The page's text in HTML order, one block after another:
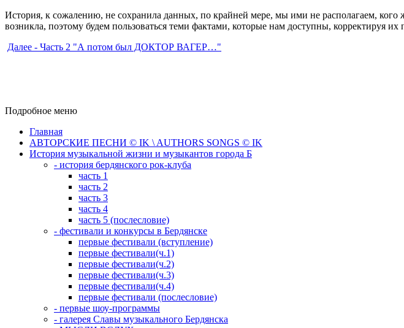
История, к сожалению, не сохранила данных, по крайней мере, мы ими не располагаем,
возникла, поэтому будем пользоваться теми фактами, которые нам доступны, корректируя
Далее - Часть 2 "А потом был ДОКТОР ВАГЕР…"
Подробное меню
Главная
АВТОРСКИЕ ПЕСНИ © IK \ AUTHORS SONGS © IK
История музыкальной жизни и музыкантов города Б
- история бердянского рок-клуба
часть 1
часть 2
часть 3
часть 4
часть 5 (послесловие)
- фестивали и конкурсы в Бердянске
первые фестивали (вступление)
первые фестивали(ч.1)
первые фестивали(ч.2)
первые фестивали(ч.3)
первые фестивали(ч.4)
первые фестивали (послесловие)
- первые шоу-программы
- галерея Славы музыкального Бердянска